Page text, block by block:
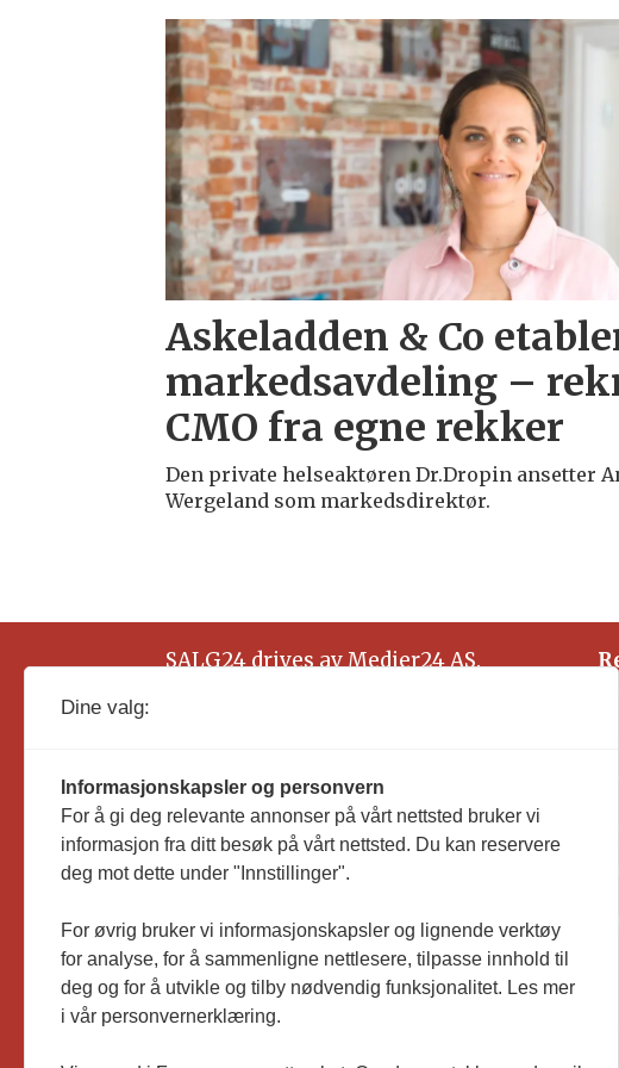
askeladden
Askeladden & Co
markedsavdeling –
CMO fra egne rekker
Den private helseaktøren Dr.Dropin ansetter
Wergeland som markedsdirektør.
SALG24 drives av Medier24 AS.
Dine valg:
Informasjonskapsler og personvern
For å gi deg relevante annonser på vårt nettsted bruker vi
informasjon fra ditt besøk på vårt nettsted. Du kan reservere
deg mot dette under "Innstillinger".
For øvrig bruker vi informasjonskapsler og lignende verktøy
for analyse, for å sammenligne nettlesere, tilpasse innhold til
deg og for å utvikle og tilby nødvendig funksjonalitet. Les mer
i vår personvernerklæring.